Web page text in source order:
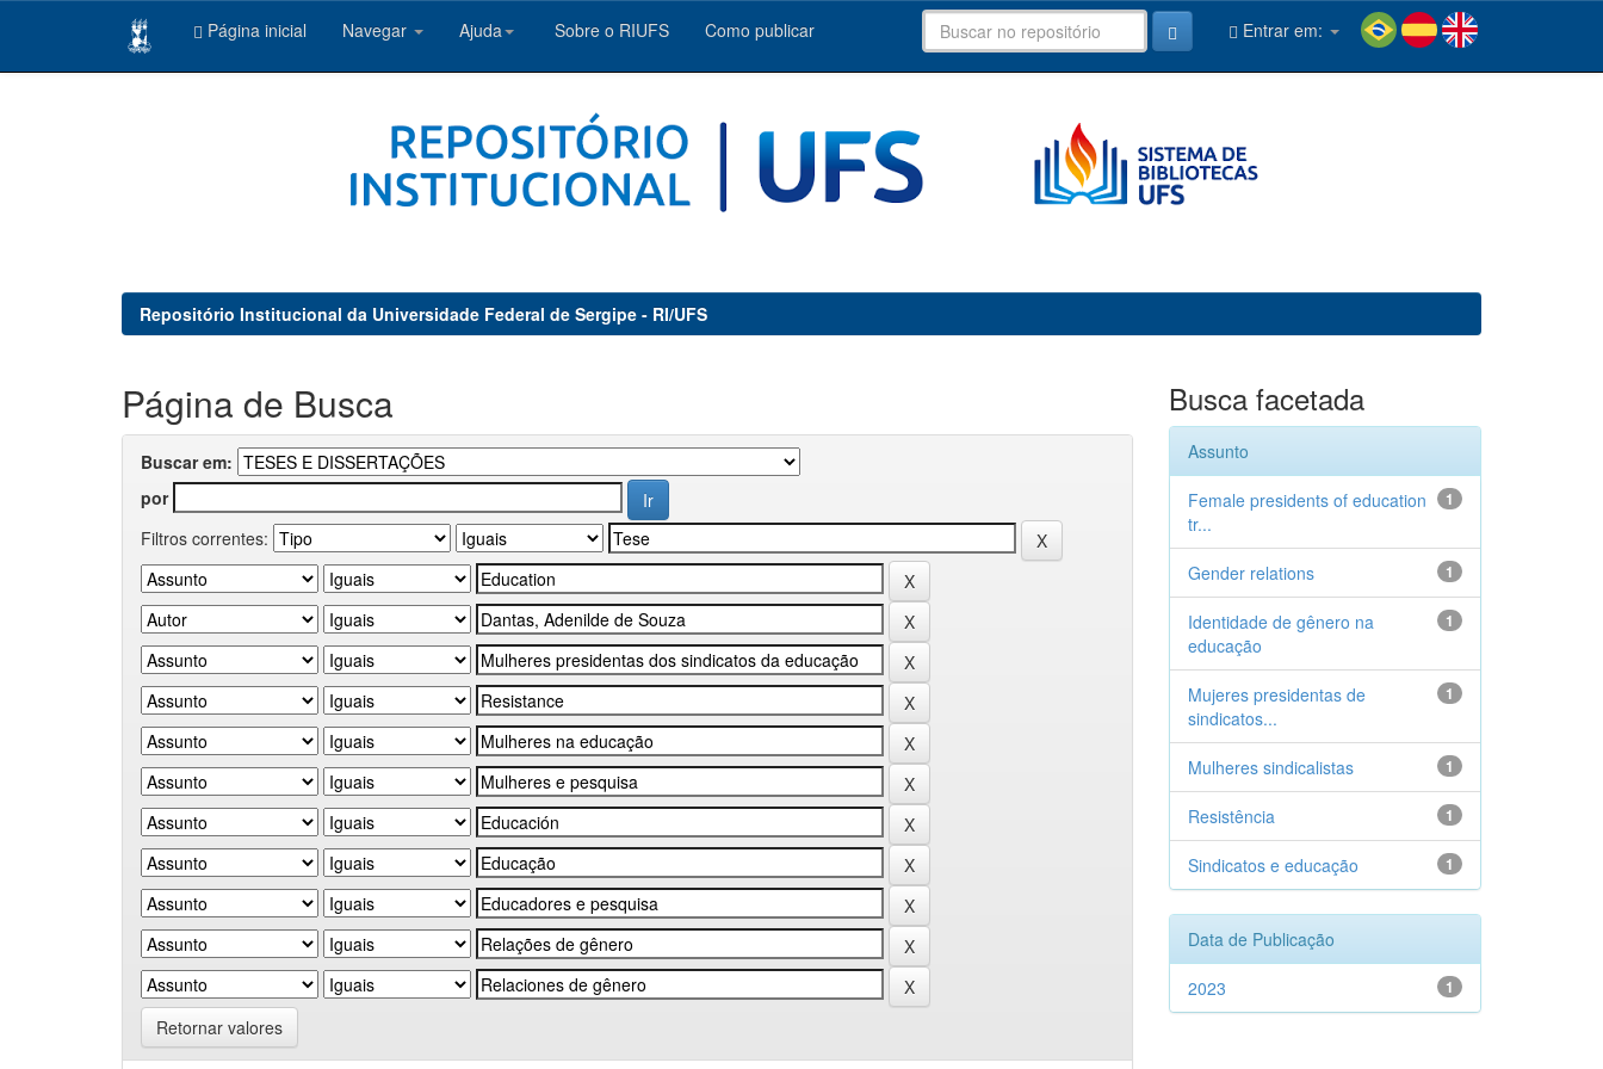
Página inicial Navegar Ajuda Sobre o RIUFS Como publicar Entrar em:
Repositório Institucional da Universidade Federal de Sergipe - RI/UFS
Página de Busca
Buscar em:
por
Filtros correntes:
Retornar valores
Busca facetada
Assunto
1
Female presidents of education
tr...
1
Gender relations
1
Identidade de gênero na
educação
1
Mujeres presidentas de
sindicatos...
1
Mulheres sindicalistas
1
Resistência
1
Sindicatos e educação
Data de Publicação
1
2023